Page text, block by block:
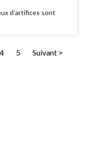
d’artifices sont
4 5 Suivant >